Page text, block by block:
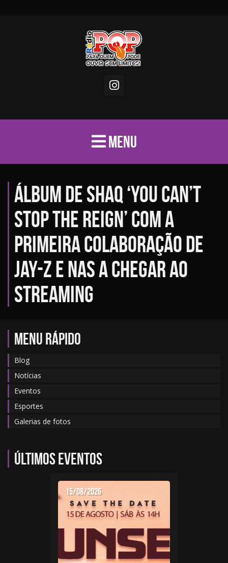
MENU
Álbum de Shaq ‘You Can’t
Stop the Reign’ com a
primeira colaboração de
Jay-Z e Nas a chegar ao
streaming
MENU RÁPIDO
Blog
Notícias
Eventos
Esportes
Galerias de fotos
Últimos eventos
15/08/2026